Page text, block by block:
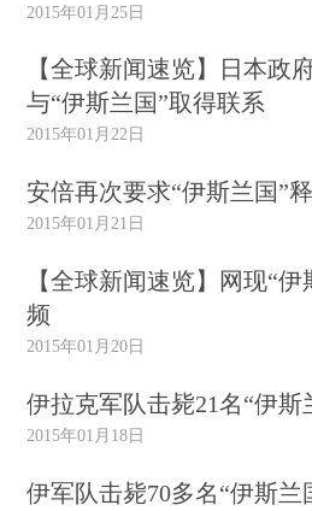
2015年01月25日
【全球新闻速览】日本政
与“伊斯兰国”取得联系
2015年01月22日
安倍再次要求“伊斯兰国”
2015年01月21日
【全球新闻速览】网现“
频
2015年01月20日
伊拉克军队击毙21名“伊斯
2015年01月18日
伊军队击毙70多名“伊斯兰